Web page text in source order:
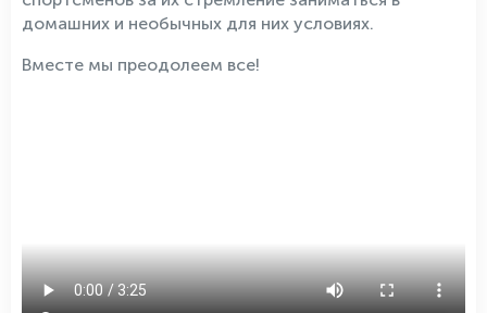
домашних и необычных для них условиях.
Вместе мы преодолеем все!